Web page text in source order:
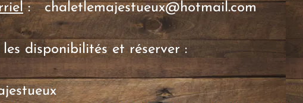
:chaletlemajestueux@hotmail.com
disponibilités et réserver :